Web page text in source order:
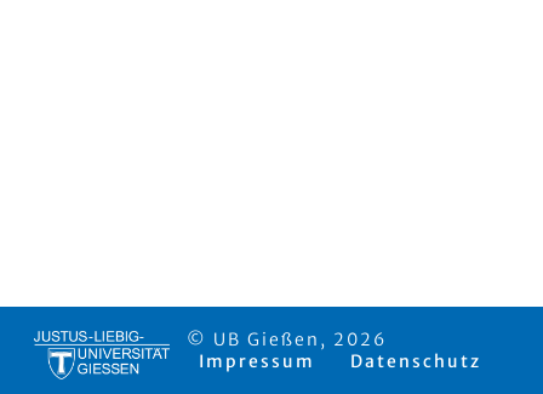
© UB Gießen, 2026
Impressum
Datenschutz